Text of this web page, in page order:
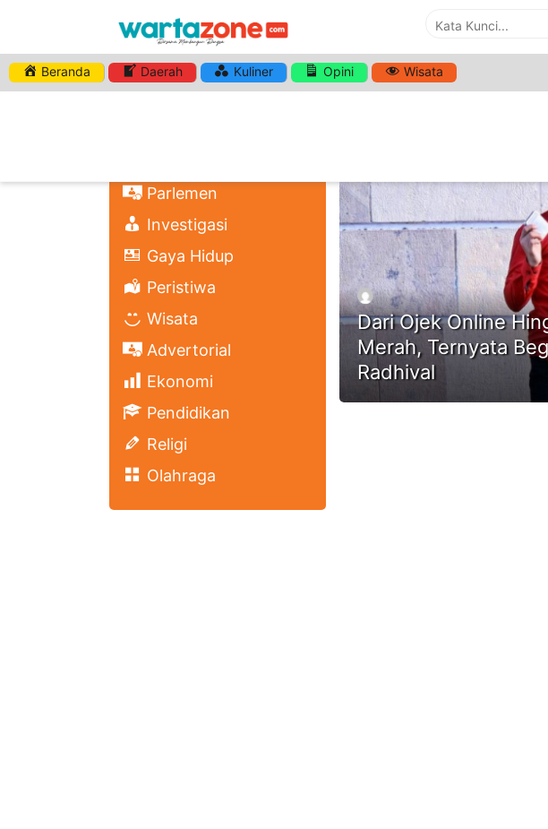
Beranda Daerah Kuliner Opini Wisata
Parlemen
Investigasi
Gaya Hidup
Peristiwa
Wisata
Advertorial
Ekonomi
Pendidikan
Religi
Olahraga
HASHTAG:MARCHEL
Dari Ojek Online
Merah, Ternyata
Radhival